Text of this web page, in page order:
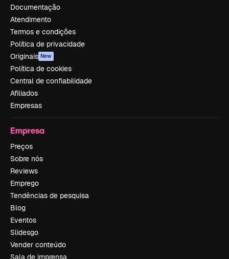
Documentação
Atendimento
Termos e condições
Política de privacidade
Originais New
Política de cookies
Central de confiabilidade
Afiliados
Empresas
Empresa
Preços
Sobre nós
Reviews
Emprego
Tendências de pesquisa
Blog
Eventos
Slidesgo
Vender conteúdo
Sala de imprensa